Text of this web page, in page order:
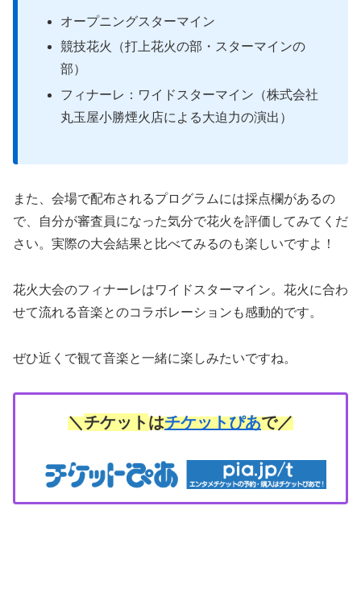
オープニングスターマイン
競技花火（打上花火の部・スターマインの
部）
フィナーレ：ワイドスターマイン（株式会社
丸玉屋小勝煙火店による大迫力の演出）
また、会場で配布されるプログラムには採点欄があるの
で、自分が審査員になった気分で花火を評価してみてくだ
さい。実際の大会結果と比べてみるのも楽しいですよ！
花火大会のフィナーレはワイドスターマイン。花火に合わ
せて流れる音楽とのコラボレーションも感動的です。
ぜひ近くで観て音楽と一緒に楽しみたいですね。
＼チケットはチケットぴあで／